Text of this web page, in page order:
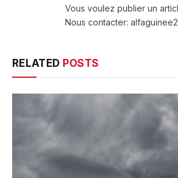
Vous voulez publier un
Nous contacter:
RELATED POSTS